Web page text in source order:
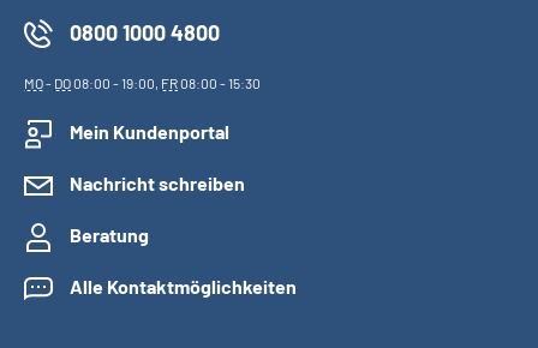
0800 1000 4800
MO- DO08:00 - 19:00, FR08:00 - 15:30
Mein Kundenportal
Nachricht schreiben
Beratung
Alle Kontaktmöglichkeiten